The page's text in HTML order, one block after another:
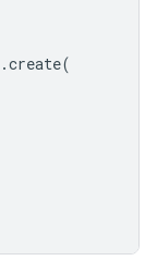
.create(